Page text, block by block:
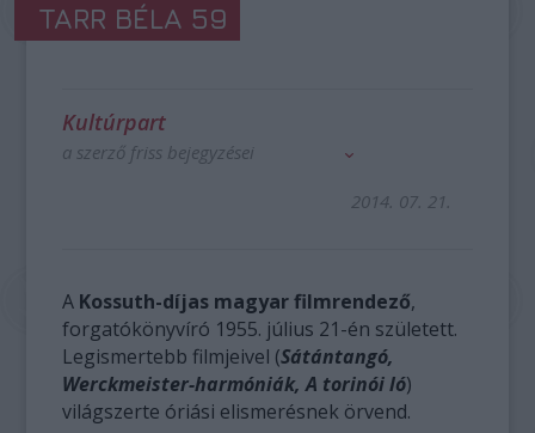
TARR BÉLA 59
Kultúrpart
a szerző friss bejegyzései
2014. 07. 21.
A Kossuth-díjas magyar filmrendező,
forgatókönyvíró 1955. július 21-én született.
Legismertebb filmjeivel (Sátántangó,
Werckmeister-harmóniák, A torinói ló)
világszerte óriási elismerésnek örvend.